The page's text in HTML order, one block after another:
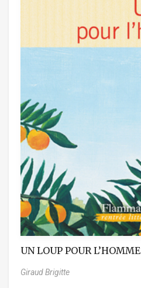
UN LOUP POUR L’HOMME
Giraud Brigitte